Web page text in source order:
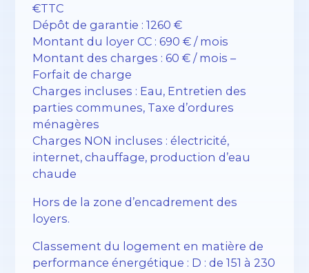
€TTC
Dépôt de garantie : 1260 €
Montant du loyer CC : 690 € / mois
Montant des charges : 60 € / mois –
Forfait de charge
Charges incluses : Eau, Entretien des
parties communes, Taxe d’ordures
ménagères
Charges NON incluses : électricité,
internet, chauffage, production d’eau
chaude
Hors de la zone d’encadrement des
loyers.
Classement du logement en matière de
performance énergétique : D : de 151 à 230